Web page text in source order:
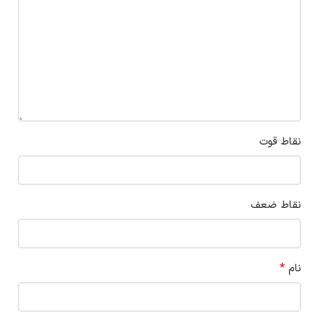
نقاط قوت
نقاط ضعف
نام *